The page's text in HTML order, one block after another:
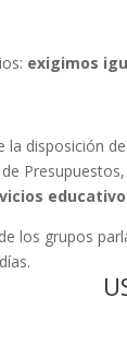
exigimos
la disposición
los grupos